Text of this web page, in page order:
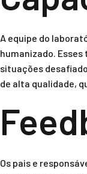
A equipe do
humanizado.
situações
de alta qualidade,
Os pais e